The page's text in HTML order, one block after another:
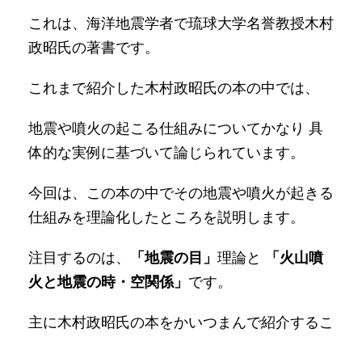
これは、海洋地震学者で琉球大学名誉教授木村
政昭氏の著書です。
これまで紹介した木村政昭氏の本の中では、
地震や噴火の起こる仕組みについてかなり 具
体的な実例に基づいて論じられています。
今回は、この本の中でその地震や噴火が起きる
仕組みを理論化したところを説明します。
注目するのは、 「地震の目」 理論と
「火山噴
火と地震の時・空関係」 です。
主に木村政昭氏の本をかいつまんで紹介するこ